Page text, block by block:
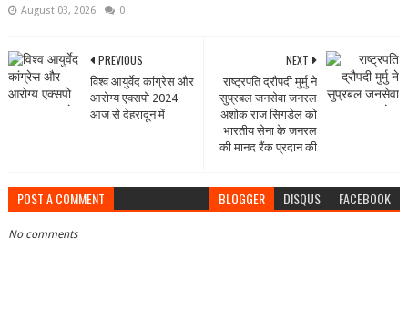
August 03, 2026 0
NEXT
राष्ट्रपति द्रौपदी मुर्मु ने
सुप्रबल जनसेवा जनरल
अशोक राज सिगडेल को
भारतीय सेना के जनरल
की मानद रैंक प्रदान की
PREVIOUS
विश्व आयुर्वेद कांग्रेस और
आरोग्य एक्सपो 2024
आज से देहरादून में
POST A COMMENT BLOGGER DISQUS FACEBOOK
No comments